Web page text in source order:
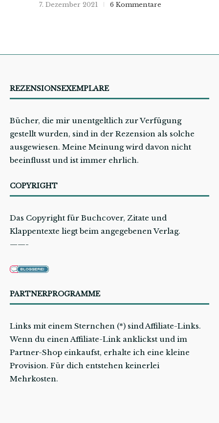
7. Dezember 2021 6 Kommentare
REZENSIONSEXEMPLARE
Bücher, die mir unentgeltlich zur Verfügung
gestellt wurden, sind in der Rezension als solche
ausgewiesen. Meine Meinung wird davon nicht
beeinflusst und ist immer ehrlich.
COPYRIGHT
Das Copyright für Buchcover, Zitate und
Klappentexte liegt beim angegebenen Verlag.
——-
PARTNERPROGRAMME
Links mit einem Sternchen (*) sind Affiliate-Links.
Wenn du einen Affiliate-Link anklickst und im
Partner-Shop einkaufst, erhalte ich eine kleine
Provision. Für dich entstehen keinerlei
Mehrkosten.